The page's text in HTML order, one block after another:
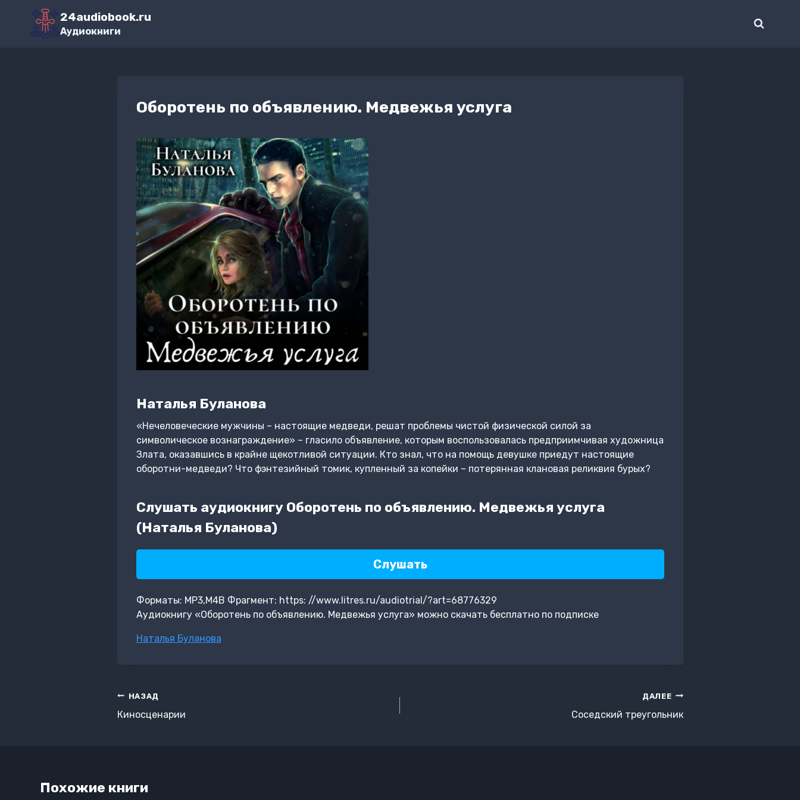
Перейти
содержимому
24audiobook.ru
Аудиокниги
Оборотень по объявлению. Медвежья услуга
Наталья Буланова
«Нечеловеческие мужчины – настоящие медведи, решат проблемы чистой физической силой за
символическое вознаграждение» – гласило объявление, которым воспользовалась предприимчивая художница
Злата, оказавшись в крайне щекотливой ситуации. Кто знал, что на помощь девушке приедут настоящие
оборотни-медведи? Что фэнтезийный томик, купленный за копейки – потерянная клановая реликвия бурых?
Слушать аудиокнигу Оборотень по объявлению. Медвежья услуга
(Наталья Буланова)
Слушать
Форматы: MP3,M4B Фрагмент: https: //www.litres.ru/audiotrial/?art=68776329
Аудиокнигу «Оборотень по объявлению. Медвежья услуга» можно скачать бесплатно по подписке
Метки
Наталья Буланова
Навигация
по
НАЗАД
Киносценарии
ДАЛЕЕ
Соседский треугольник
Похожие книги